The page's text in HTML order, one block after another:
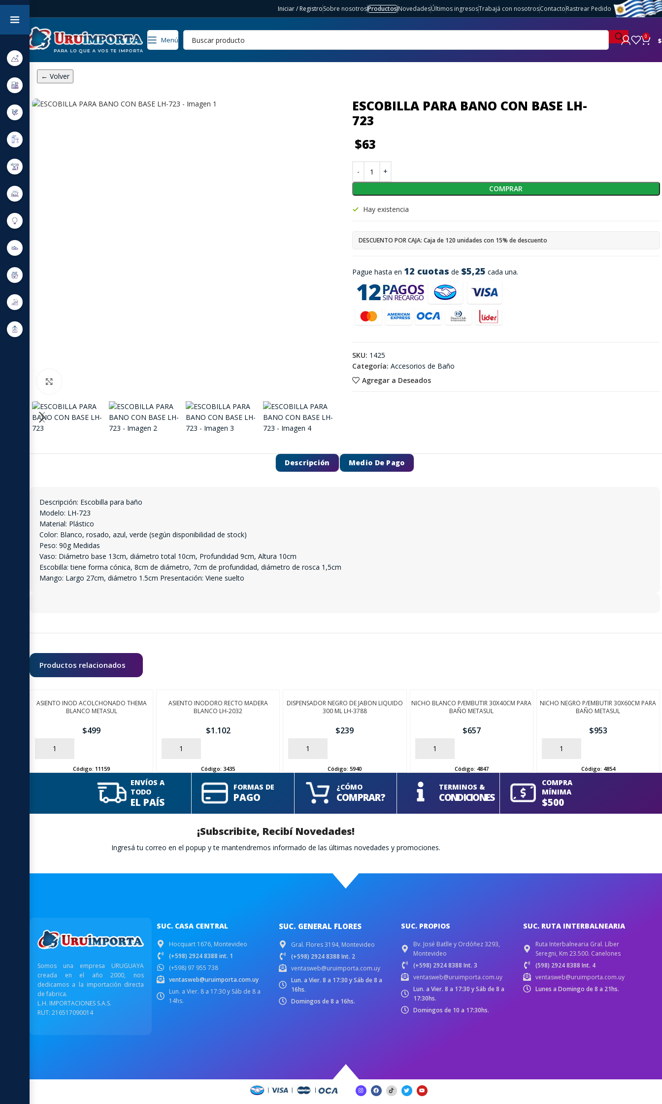
Iniciar / RegistroSobre nosotrosProductosNovedadesÚltimos ingresosTrabajá con nosotrosContactoRastrear Pedido
Menú 0 $
← Volver
ESCOBILLA PARA BANO CON BASE LH-
723
$63
Pague hasta en 12 cuotas de $5,25 cada una.
Hay existencia
DESCUENTO POR CAJA: Caja de 120 unidades con 15% de descuento
COMPRAR
Agregar a Deseados
SKU: 1425
Categoría: Accesorios de Baño
Descripción Medio De Pago
Descripción: Escobilla para baño
Modelo: LH-723
Material: Plástico
Color: Blanco, rosado, azul, verde (según disponibilidad de stock)
Peso: 90g Medidas
Vaso: Diámetro base 13cm, diámetro total 10cm, Profundidad 9cm, Altura 10cm
Escobilla: tiene forma cónica, 8cm de diámetro, 7cm de profundidad, diámetro de rosca 1,5cm
Mango: Largo 27cm, diámetro 1.5cm Presentación: Viene suelto
Productos relacionados
ASIENTO INOD ACOLCHONADO THEMA
BLANCO METASUL
$499
AÑADIR
Código:11159
ASIENTO INODORO RECTO MADERA
BLANCO LH-2032
$1.102
AÑADIR
Código:3435
DISPENSADOR NEGRO DE JABON LIQUIDO
300 ML LH-3788
$239
AÑADIR
Código:5940
NICHO BLANCO P/EMBUTIR 30X40CM PARA
BAÑO METASUL
$657
AÑADIR
Código: 4847
NICHO NEGRO P/EMBUTIR 30X60CM PARA
BAÑO METASUL
$953
AÑADIR
Código: 4854
ENVÍOS A
TODO
EL PAÍS
FORMAS DE
PAGO
¿CÓMO
COMPRAR?
TERMINOS &
CONDICIONES
COMPRA
MÍNIMA
$500
¡Subscribite, Recibí Novedades!
Ingresá tu correo en el popup y te mantendremos informado de las últimas novedades y promociones.
Somos una empresa URUGUAYA
creada en el año 2000, nos
dedicamos a la importación directa
de fabrica.
L.H. IMPORTACIONES S.A.S.
RUT: 216517090014
SUC. CASA CENTRAL
Hocquart 1676, Montevideo
(+598) 2924 8388 int. 1
(+598) 97 955 738
ventasweb@uruimporta.com.uy
Lun. a Vier. 8 a 17:30 y Sáb de 8 a
14hs.
SUC. GENERAL FLORES
Gral. Flores 3194, Montevideo
(+598) 2924 8388 Int. 2
ventasweb@uruimporta.com.uy
Lun. a Vier. 8 a 17:30 y Sáb de 8 a
16hs.
Domingos de 8 a 16hs.
SUC. PROPIOS
Bv. José Batlle y Ordóñez 3293,
Montevideo
(+598) 2924 8388 Int. 3
ventasweb@uruimporta.com.uy
Lun. a Vier. 8 a 17:30 y Sáb de 8 a
17:30hs.
Domingos de 10 a 17:30hs.
SUC. RUTA INTERBALNEARIA
Ruta Interbalnearia Gral. Líber
Seregni, Km 23.500. Canelones
(598) 2924 8388 Int. 4
ventasweb@uruimporta.com.uy
Lunes a Domingo de 8 a 21hs.